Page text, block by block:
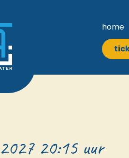
home
20:15 uur